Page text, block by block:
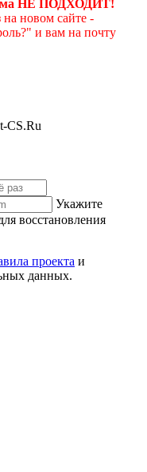
НЕ ПОДХОДИТ!
новом сайте -
и вам на почту
CS.Ru
Укажите
восстановления
проекта и
данных.